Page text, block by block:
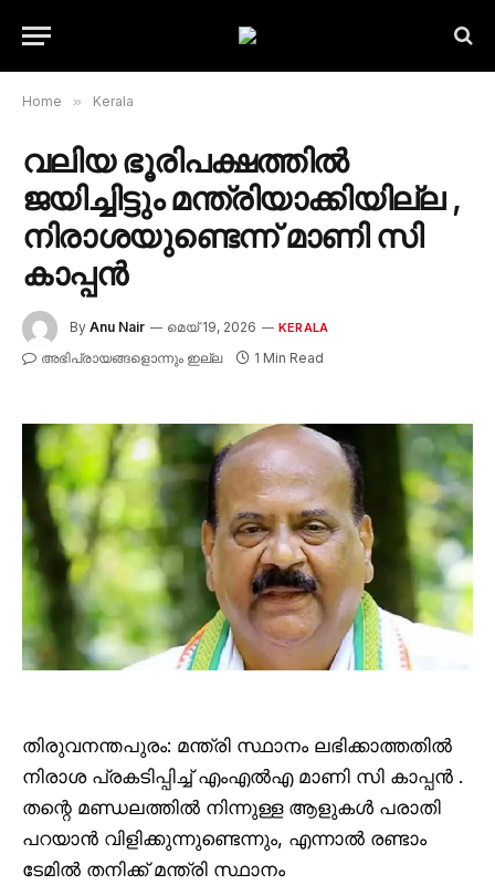
Home » Kerala
വലിയ ഭൂരിപക്ഷത്തിൽ
ജയിച്ചിട്ടും മന്ത്രിയാക്കിയില്ല ,
നിരാശയുണ്ടെന്ന് മാണി സി
കാപ്പൻ
By Anu Nair മെയ്‌ 19, 2026 KERALA
അഭിപ്രായങ്ങളൊന്നും ഇല്ല 1 Min Read
തിരുവനന്തപുരം: മന്ത്രി സ്ഥാനം ലഭിക്കാത്തതിൽ
നിരാശ പ്രകടിപ്പിച്ച് എംഎൽഎ മാണി സി കാപ്പൻ .
തന്റെ മണ്ഡലത്തിൽ നിന്നുള്ള ആളുകൾ പരാതി
പറയാൻ വിളിക്കുന്നുണ്ടെന്നും, എന്നാൽ രണ്ടാം
ടേമിൽ തനിക്ക് മന്ത്രി സ്ഥാനം